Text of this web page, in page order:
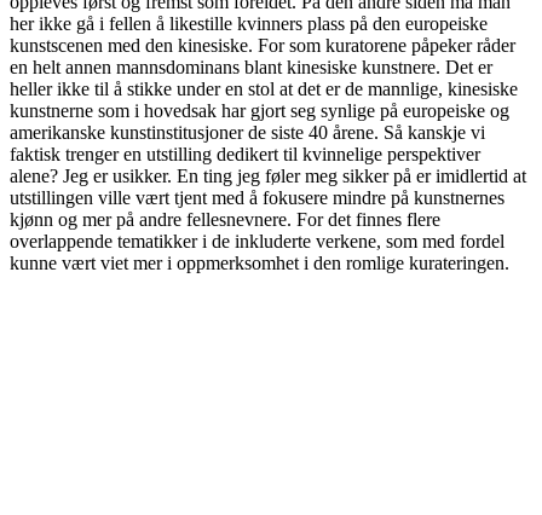
her ikke gå i fellen å likestille kvinners plass på den europeiske
kunstscenen med den kinesiske. For som kuratorene påpeker råder
en helt annen mannsdominans blant kinesiske kunstnere. Det er
heller ikke til å stikke under en stol at det er de mannlige, kinesiske
kunstnerne som i hovedsak har gjort seg synlige på europeiske og
amerikanske kunstinstitusjoner de siste 40 årene. Så kanskje vi
faktisk trenger en utstilling dedikert til kvinnelige perspektiver
alene? Jeg er usikker. En ting jeg føler meg sikker på er imidlertid at
utstillingen ville vært tjent med å fokusere mindre på kunstnernes
kjønn og mer på andre fellesnevnere. For det finnes flere
overlappende tematikker i de inkluderte verkene, som med fordel
kunne vært viet mer i oppmerksomhet i den romlige kurateringen.